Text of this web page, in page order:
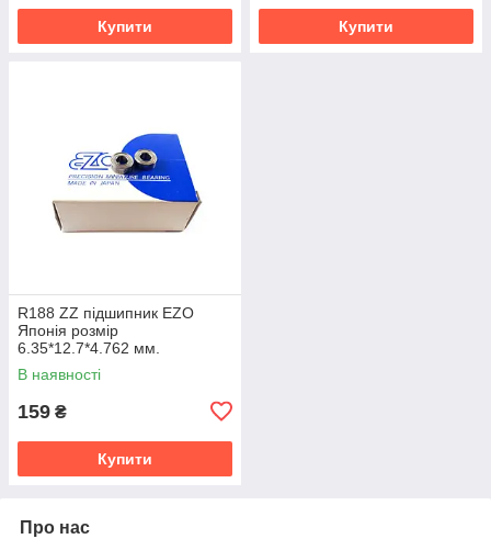
Купити Купити
R188 ZZ підшипник EZO
Японія розмір
6.35*12.7*4.762 мм.
В наявності
159 ₴
Купити
Про нас